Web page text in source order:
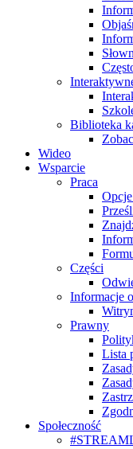
Biblioteka
Wideo
Wsparcie
Praca
Części
Informacje
Prawny
Lista
Społeczność